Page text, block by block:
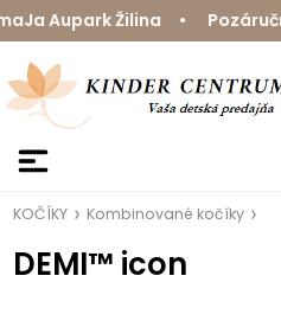
Aupark Žilina •
KOČÍKY Kombinované kočíky
DEMI™ icon